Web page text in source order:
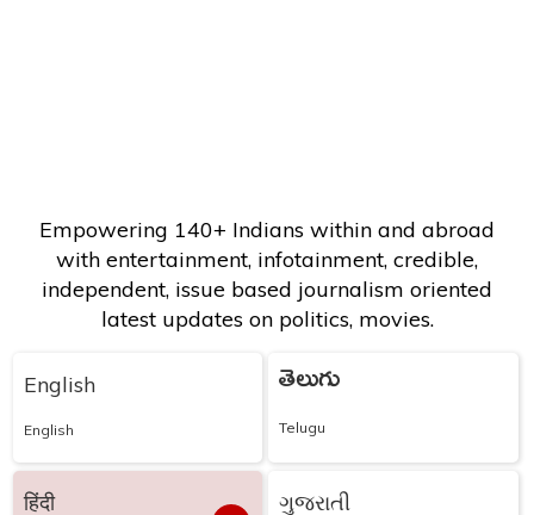
Empowering 140+ Indians within and abroad
with entertainment, infotainment, credible,
independent, issue based journalism oriented
latest updates on politics, movies.
English
English
తెలుగు
Telugu
हिंदी ગુજરાતી